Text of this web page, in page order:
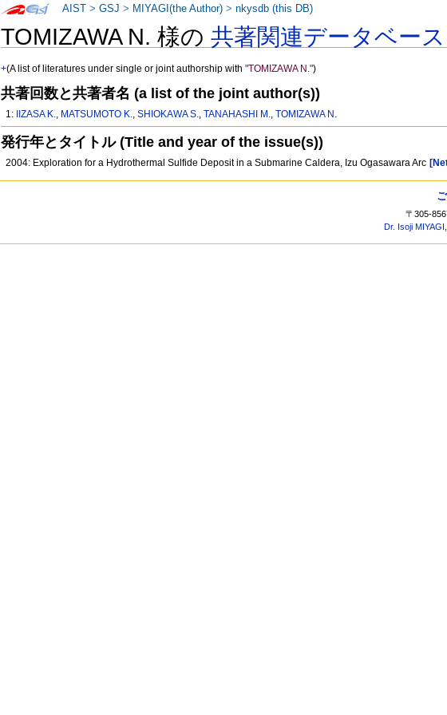
TOMIZAWA N. 様の共著関連データベース
+(A list of literatures under single or joint authorship with"TOMIZAWA N.")
共著回数と共著者名 (a list of the joint author(s))
1: IIZASA K., MATSUMOTO K.,SHIOKAWA S.,TANAHASHI M.,TOMIZAWA N.
発行年とタイトル (Title and year of the issue(s))
2004: Exploration for a Hydrothermal Sulfide Deposit in a Submarine Caldera, Izu Ogasawara Arc
AIST >GSJ > MIYAGI(the Author) >nkysdb (this DB)
〒305-
Dr. Isoji MIYAGI